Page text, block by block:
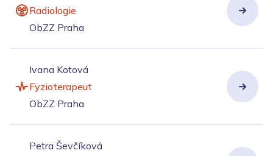
Radiologie
ObZZ Praha
Ivana Kotová
Fyzioterapeut
ObZZ Praha
Petra Ševčíková